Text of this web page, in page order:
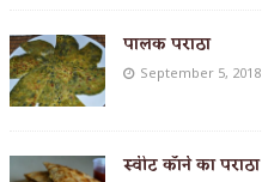
पालक पराठा
September 5, 2018
स्वीट कॉर्न का पराठा